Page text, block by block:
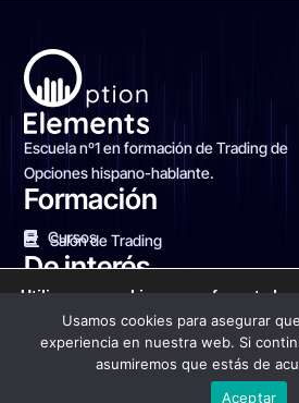
Escuela nº1 en formación de Trading de
Opciones hispano-hablante.
Formación
Cursos
Salón de Trading
De interés
Contacto
Utilizamos cookies para ofrecerte la
nuestra web.
Puedes aprender más sobre qué
desactivarlas en los
Usamos cookies para asegurar
experiencia en nuestra web. Si
asumiremos que estás de
Aceptar